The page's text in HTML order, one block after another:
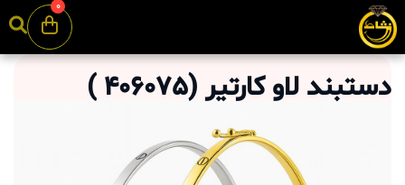
دستبند لاو کارتیر(
406075
)